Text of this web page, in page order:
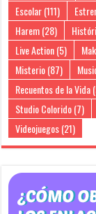
Escolar(111)
Harem(28)
Live Action(5)
Misterio(87)
Recuentos de la Vida
Studio Colorido(7)
Videojuegos(21)